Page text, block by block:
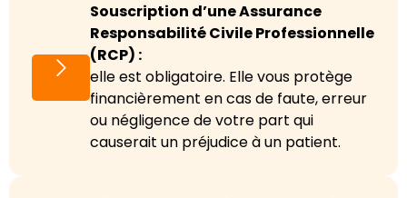
Souscription d’une Assurance
Responsabilité Civile Professionnelle
(RCP) :
elle est obligatoire. Elle vous protège
financièrement en cas de faute, erreur
ou négligence de votre part qui
causerait un préjudice à un patient.